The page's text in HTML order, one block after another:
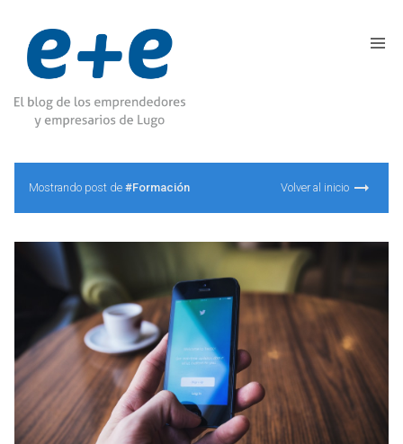
Mostrando post de #Formación Volver al inicio